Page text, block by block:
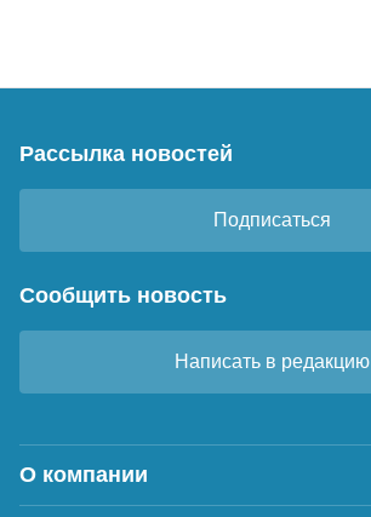
Рассылка новостей
Подписаться
Сообщить новость
Написать в редакцию
О компании